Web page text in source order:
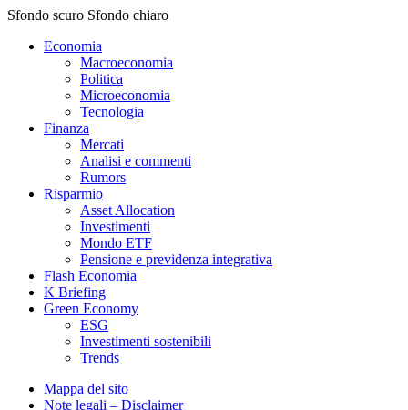
Sfondo scuro Sfondo chiaro
Economia
Macroeconomia
Politica
Microeconomia
Tecnologia
Finanza
Mercati
Analisi e commenti
Rumors
Risparmio
Asset Allocation
Investimenti
Mondo ETF
Pensione e previdenza integrativa
Flash Economia
K Briefing
Green Economy
ESG
Investimenti sostenibili
Trends
Mappa del sito
Note legali – Disclaimer